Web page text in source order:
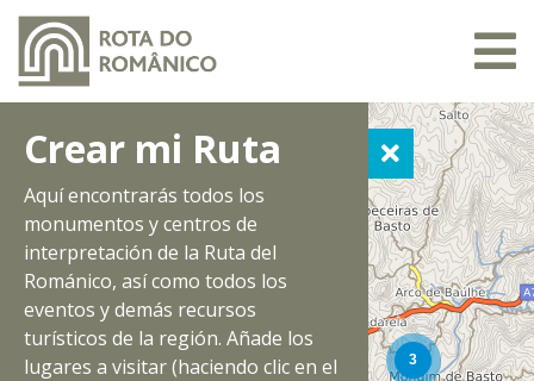
Crear mi Ruta
Aquí encontrarás todos los
monumentos y centros de
interpretación de la Ruta del
Románico, así como todos los
eventos y demás recursos
turísticos de la región. Añade los
lugares a visitar (haciendo clic en el